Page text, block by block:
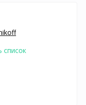
список